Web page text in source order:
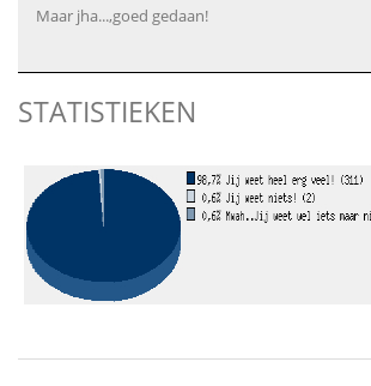
Maar jha...,goed gedaan!
STATISTIEKEN